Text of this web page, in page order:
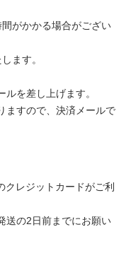
間がかかる場合がござい
ます。
を差し上げます。
ますので、決済メールで
レジットカードがご利
送の2日前までにお願い